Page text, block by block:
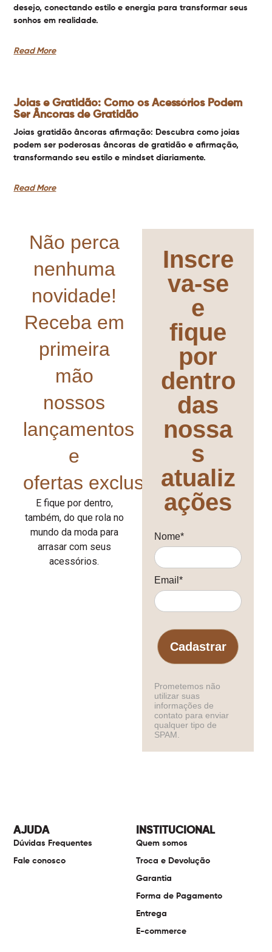
desejo, conectando estilo e energia para transformar seus
sonhos em realidade.
Read More
Joias e Gratidão: Como os Acessórios Podem
Ser Âncoras de Gratidão
Joias gratidão âncoras afirmação: Descubra como joias
podem ser poderosas âncoras de gratidão e afirmação,
transformando seu estilo e mindset diariamente.
Read More
Não perca
nenhuma
novidade!
Receba em
primeira
mão
nossos
lançamentos
e
ofertas exclusivas!
E fique por dentro,
também, do que rola no
mundo da moda para
arrasar com seus
acessórios.
Inscre
va-se
e
fique
por
dentro
das
nossa
s
atualiz
ações
Nome*
Email*
Cadastrar
Prometemos não
utilizar suas
informações de
contato para enviar
qualquer tipo de
SPAM.
INSTITUCIONAL
Quem somos
Troca e Devolução
Garantia
Forma de Pagamento
Entrega
E-commerce
AJUDA
Dúvidas Frequentes
Fale conosco